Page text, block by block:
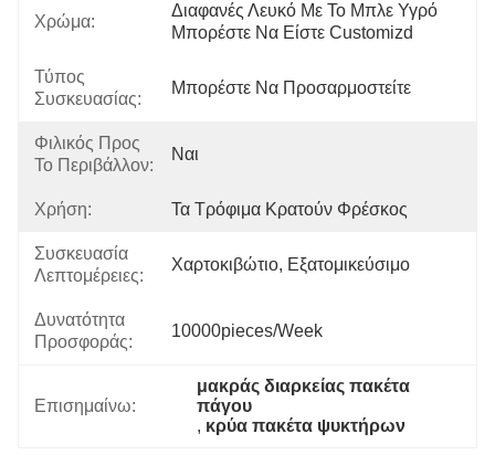
Χρώμα:
Διαφανές Λευκό Με Το Μπλε Υγρό
Μπορέστε Να Είστε Customizd
Τύπος
Συσκευασίας:
Μπορέστε Να Προσαρμοστείτε
Φιλικός Προς
Το Περιβάλλον:
Ναι
Χρήση: Τα Τρόφιμα Κρατούν Φρέσκος
Συσκευασία
Λεπτομέρειες:
Χαρτοκιβώτιο, Εξατομικεύσιμο
Δυνατότητα
Προσφοράς:
10000pieces/week
Επισημαίνω:
μακράς διαρκείας πακέτα
πάγου
, κρύα πακέτα ψυκτήρων